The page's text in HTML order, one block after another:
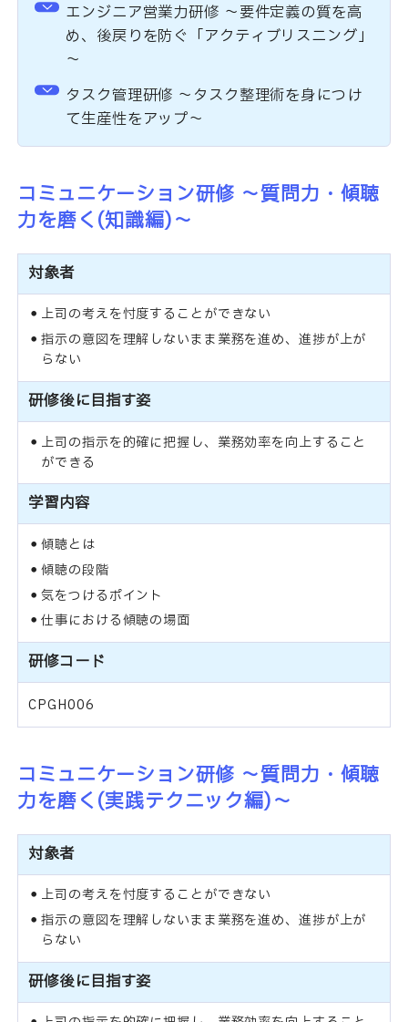
エンジニア営業力研修 ～要件定義の質を高
め、後戻りを防ぐ「アクティブリスニング」
～
タスク管理研修 ～タスク整理術を身につけ
て生産性をアップ～
コミュニケーション研修 ～質問力・傾聴
力を磨く(知識編)～
対象者
上司の考えを忖度することができない
指示の意図を理解しないまま業務を進め、進捗が上が
らない
研修後に目指す姿
上司の指示を的確に把握し、業務効率を向上すること
ができる
学習内容
傾聴とは
傾聴の段階
気をつけるポイント
仕事における傾聴の場面
研修コード
CPGH006
コミュニケーション研修 ～質問力・傾聴
力を磨く(実践テクニック編)～
対象者
上司の考えを忖度することができない
指示の意図を理解しないまま業務を進め、進捗が上が
らない
研修後に目指す姿